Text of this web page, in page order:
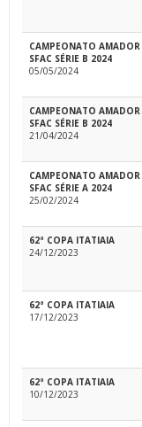
CAMPEONATO AMADOR
SFAC SÉRIE B 2024
05/05/2024
CAMPEONATO AMADOR
SFAC SÉRIE B 2024
21/04/2024
CAMPEONATO AMADOR
SFAC SÉRIE A 2024
25/02/2024
62ª COPA ITATIAIA
24/12/2023
62ª COPA ITATIAIA
17/12/2023
62ª COPA ITATIAIA
10/12/2023